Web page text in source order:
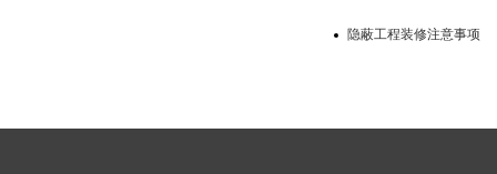
隐蔽工程装修注意事项